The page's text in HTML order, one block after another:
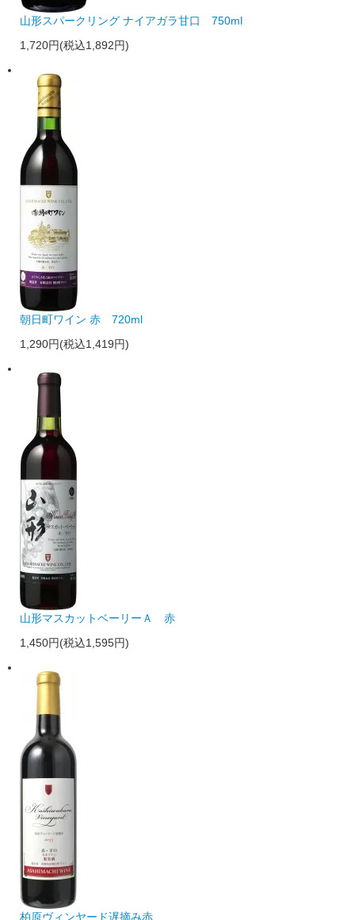
山形スパークリング ナイアガラ甘口 750ml
1,720円(税込1,892円)
朝日町ワイン 赤 720ml
1,290円(税込1,419円)
山形マスカットベーリーＡ 赤
1,450円(税込1,595円)
柏原ヴィンヤード遅摘み赤